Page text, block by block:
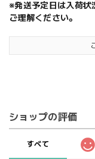
※発送予定日は入荷状
ご理解ください。
ショップの評価
すべて